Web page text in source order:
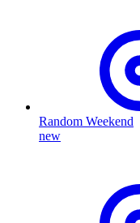
Random Weekend
new